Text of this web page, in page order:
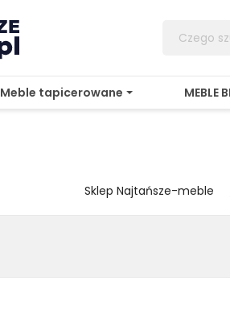
Meble tapicerowane MEBLE
Sklep Najtańsze-meble